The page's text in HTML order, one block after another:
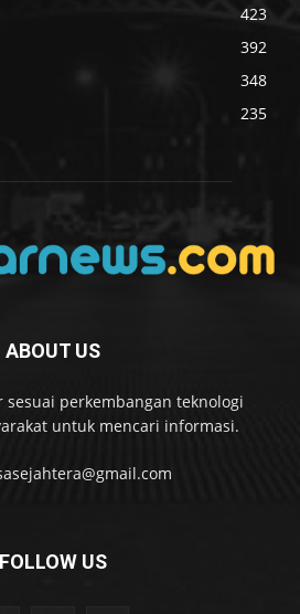
423
392
348
235
ABOUT US
perkembangan teknologi
untuk mencari informasi.
FOLLOW US